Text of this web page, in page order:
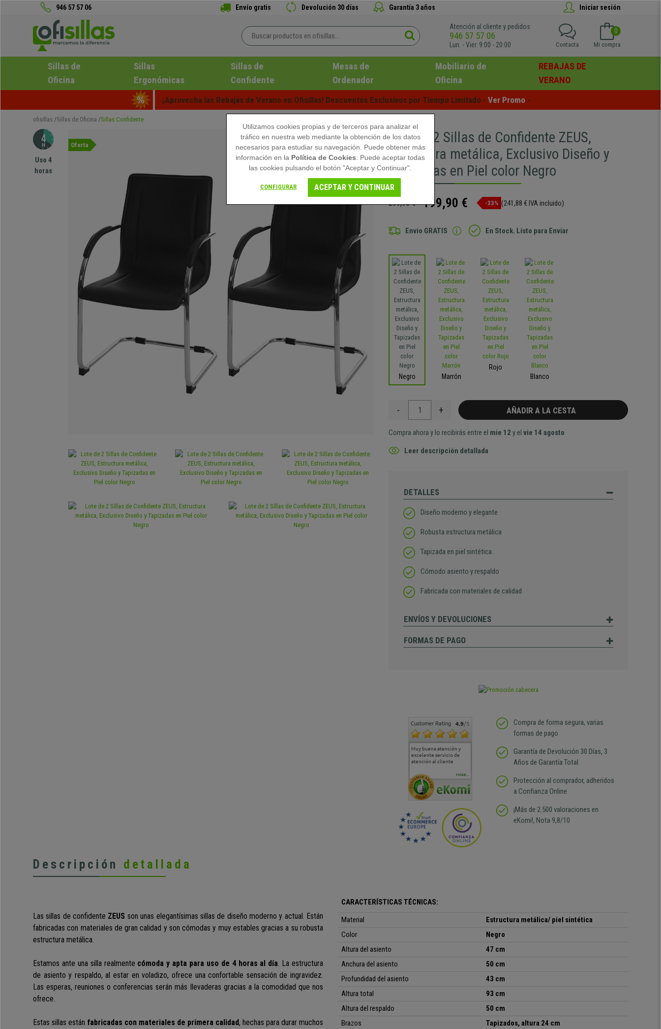
946 57 57 06 Envío gratis Devolución 30 días Garantía 3 años Iniciar sesión
Atención al cliente y pedidos
946 57 57 06
Lun. - Vier. 9:00 - 20:00
0
Mi compra
Contacta
Sillas de
Oficina
Sillas
Ergonómicas
Sillas de
Confidente
Mesas de
Ordenador
Mobiliario de
Oficina
REBAJAS DE
VERANO
¡Aprovecha las Rebajas de Verano en Ofisillas! Descuentos Exclusivos por Tiempo Limitado - Ver Promo -
ofisillas Sillas de Oficina Sillas Confidente
Uso 4
horas
Oferta
Lote de 2 Sillas de Confidente ZEUS,
Estructura metálica, Exclusivo Diseño y
Tapizadas en Piel color Negro
299,90 € 199,90 € -33% (241,88 € IVA incluido)
Envio GRATIS En Stock. Listo para Enviar
Negro Marrón
Rojo
Blanco
- + AÑADIR A LA CESTA
Compra ahora y lo recibirás entre el mie 12 y elvie 14 agosto
Leer descripción detallada
DETALLES
Diseño moderno y elegante
Robusta estructura metálica
Tapizada en piel sintética
Cómodo asiento y respaldo
Fabricada con materiales de calidad
ENVÍOS Y DEVOLUCIONES
FORMAS DE PAGO
Customer Rating 4.9/5
Muy buena atención y
excelente servicio de
atención al cliente
Muy buena atención de
cara al asesoramiento
comercial y el envío ha
Si estoy contento
Excelente relacion
calidad precio Plazo de
MORE...
Compra de forma segura, varias
formas de pago
Garantía de Devolución 30 Días, 3
Años de Garantía Total
Protección al comprador, adheridos
a Confianza Online
¡Más de 2.500 valoraciones en
eKomi!, Nota 9,8/10
Descripción detallada
Las sillas de confidente ZEUS son unas elegantísimas sillas de diseño moderno y actual. Están
fabricadas con materiales de gran calidad y son cómodas y muy estables gracias a su robusta
estructura metálica.
Estamos ante una silla realmente cómoda y apta para uso de 4 horas al día. La estructura
de asiento y respaldo, al estar en voladizo, ofrece una confortable sensación de ingravidez.
Las esperas, reuniones o conferencias serán más llevaderas gracias a la comodidad que nos
ofrece.
Estas sillas están fabricadas con materiales de primera calidad, hechas para durar muchos
CARACTERÍSTICAS TÉCNICAS:
Material
Estructura metálica/ piel sintética
Color
Negro
Altura del asiento
47 cm
Anchura del asiento
50 cm
Profundidad del asiento
43 cm
Altura total
93 cm
Altura del respaldo
50 cm
Brazos
Tapizados, altura 24 cm
Utilizamos cookies propias y de terceros para analizar el
tráfico en nuestra web mediante la obtención de los datos
necesarios para estudiar su navegación. Puede obtener más
información en la Política de Cookies . Puede aceptar todas
las cookies pulsando el botón "Aceptar y Continuar".
CONFIGURAR ACEPTAR Y CONTINUAR